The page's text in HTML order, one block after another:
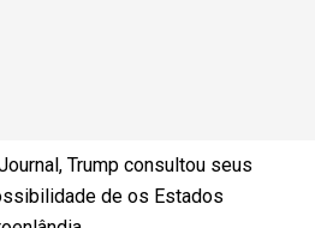
Trump consultou seus
de os Estados